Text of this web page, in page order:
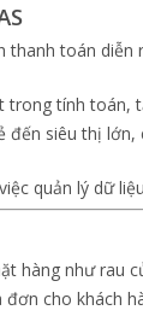
thanh toán
tính toán,
đến siêu thị
quản lý dữ
hàng như rau
cho khách